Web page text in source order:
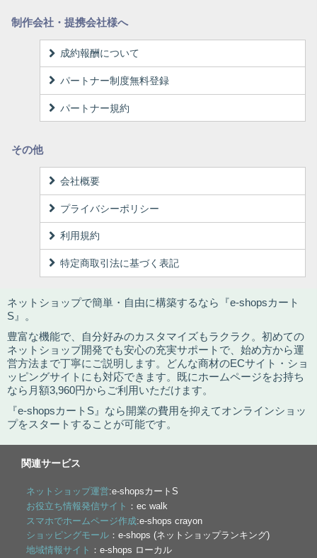
制作会社・提携会社様へ
成約報酬について
パートナー制度無料登録
パートナー規約
その他
会社概要
プライバシーポリシー
利用規約
特定商取引法に基づく表記
ネットショップで簡単・自由に構築するなら『e-shopsカート
S』。
豊富な機能で、自分好みのカスタマイズもラクラク。初めての
ネットショップ開発でも安心の充実サポートで、始め方から運
営方法まで丁寧にご説明します。どんな商材のECサイト・ショ
ッピングサイトにも対応できます。既にホームページをお持ち
なら月額3,960円からご利用いただけます。
『e-shopsカートS』なら開業の費用を抑えてオンラインショッ
プをスタートすることが可能です。
関連サービス
ネットショップ運営:e-shopsカートS
お役立ち情報発信サイト ：ec walk
スマホでホームページ作成:e-shops crayon
ショッピングモール ：e-shops (ネットショップランキング)
地域情報サイト ：e-shops ローカル